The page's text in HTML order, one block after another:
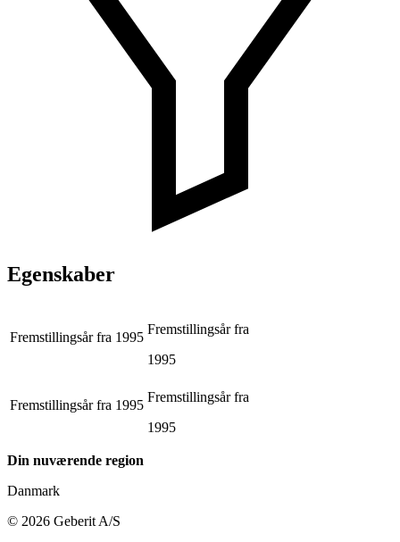
Egenskaber
Fremstillingsår fra 1995
Fremstillingsår fra
1995
Fremstillingsår fra 1995
Fremstillingsår fra
1995
Din nuværende region
Danmark
© 2026 Geberit A/S